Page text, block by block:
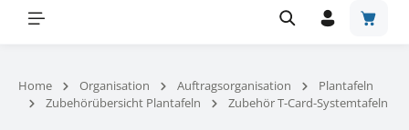
Home Organisation Auftragsorganisation
Plantafeln
Zubehörübersicht Plantafeln
Zubehör T-Card-Systemtafeln